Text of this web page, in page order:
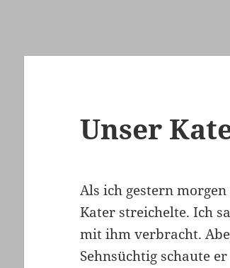
Unser
Als ich gestern
Kater streichelte. Ich
mit ihm verbracht.
Sehnsüchtig schaute